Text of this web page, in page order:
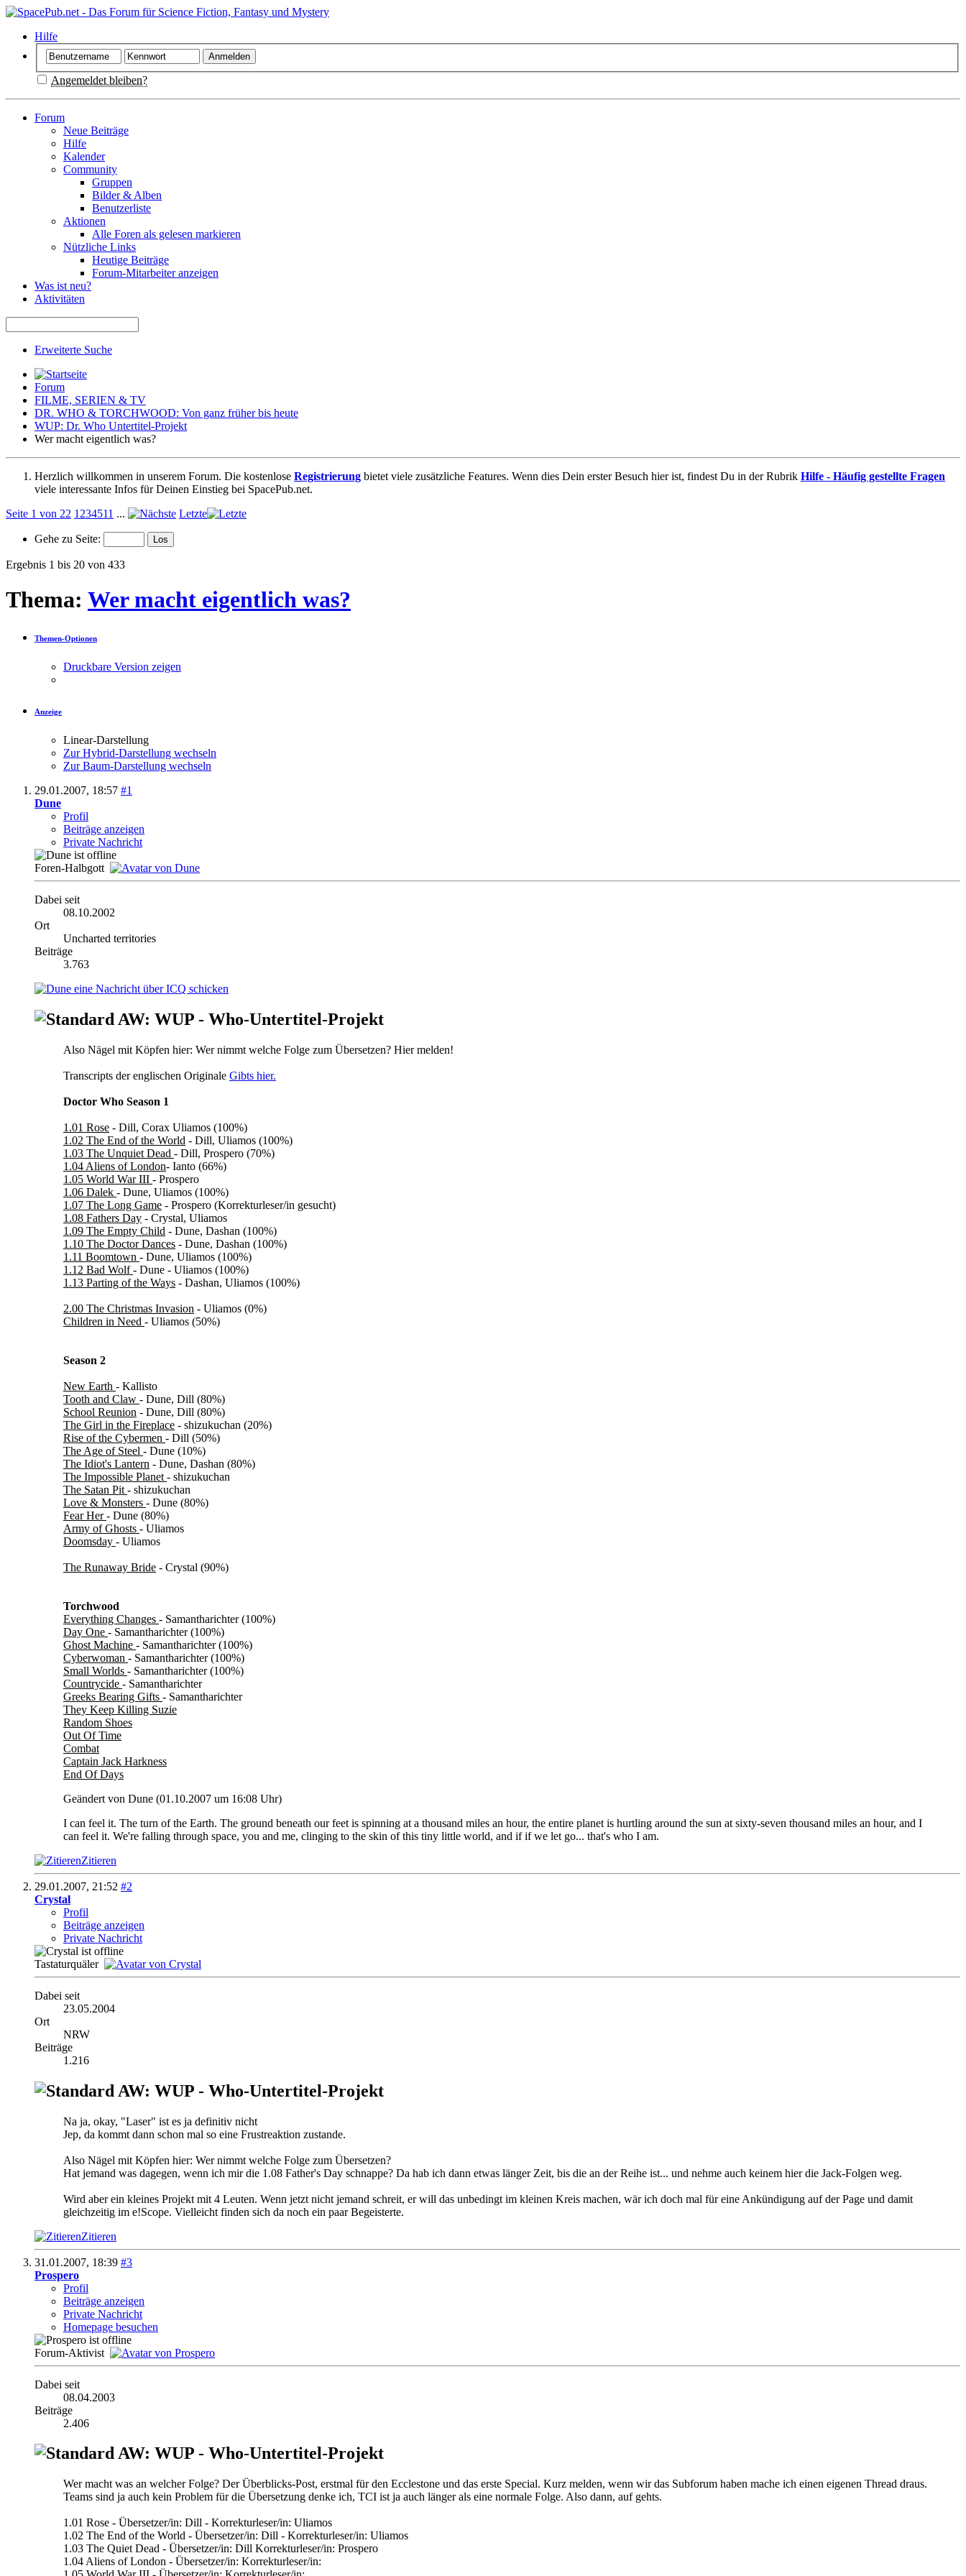
Hilfe
Angemeldet bleiben?
Forum
Neue Beiträge
Hilfe
Kalender
Community
Gruppen
Bilder & Alben
Benutzerliste
Aktionen
Alle Foren als gelesen markieren
Nützliche Links
Heutige Beiträge
Forum-Mitarbeiter anzeigen
Was ist neu?
Aktivitäten
Erweiterte Suche
Forum
FILME, SERIEN & TV
DR. WHO & TORCHWOOD: Von ganz früher bis heute
WUP: Dr. Who Untertitel-Projekt
Wer macht eigentlich was?
Herzlich willkommen in unserem Forum. Die kostenlose Registrierung bietet viele zusätzliche Features. Wenn dies Dein erster Besuch hier ist, findest Du in der Rubrik Hilfe - Häufig gestellte Fragen
viele interessante Infos für Deinen Einstieg bei SpacePub.net.
Seite 1 von 22 1 234511 ... Letzte
Gehe zu Seite:
Ergebnis 1 bis 20 von 433
Thema: Wer macht eigentlich was?
Themen-Optionen
Druckbare Version zeigen
Anzeige
Linear-Darstellung
Zur Hybrid-Darstellung wechseln
Zur Baum-Darstellung wechseln
29.01.2007, 18:57 #1
Dune
Profil
Beiträge anzeigen
Private Nachricht
Foren-Halbgott
Dabei seit
08.10.2002
Ort
Uncharted territories
Beiträge
3.763
AW: WUP - Who-Untertitel-Projekt
Also Nägel mit Köpfen hier: Wer nimmt welche Folge zum Übersetzen? Hier melden!
Transcripts der englischen Originale Gibts hier.
Doctor Who Season 1
1.01 Rose - Dill, Corax Uliamos (100%)
1.02 The End of the World - Dill, Uliamos (100%)
1.03 The Unquiet Dead - Dill, Prospero (70%)
1.04 Aliens of London- Ianto (66%)
1.05 World War III - Prospero
1.06 Dalek - Dune, Uliamos (100%)
1.07 The Long Game - Prospero (Korrekturleser/in gesucht)
1.08 Fathers Day - Crystal, Uliamos
1.09 The Empty Child - Dune, Dashan (100%)
1.10 The Doctor Dances - Dune, Dashan (100%)
1.11 Boomtown - Dune, Uliamos (100%)
1.12 Bad Wolf- Dune - Uliamos (100%)
1.13 Parting of the Ways - Dashan, Uliamos (100%)
2.00 The Christmas Invasion - Uliamos (0%)
Children in Need - Uliamos (50%)
Season 2
New Earth - Kallisto
Tooth and Claw - Dune, Dill (80%)
School Reunion - Dune, Dill (80%)
The Girl in the Fireplace - shizukuchan (20%)
Rise of the Cybermen - Dill (50%)
The Age of Steel - Dune (10%)
The Idiot's Lantern - Dune, Dashan (80%)
The Impossible Planet - shizukuchan
The Satan Pit - shizukuchan
Love & Monsters - Dune (80%)
Fear Her- Dune (80%)
Army of Ghosts - Uliamos
Doomsday - Uliamos
The Runaway Bride - Crystal (90%)
Torchwood
Everything Changes - Samantharichter (100%)
Day One - Samantharichter (100%)
Ghost Machine - Samantharichter (100%)
Cyberwoman - Samantharichter (100%)
Small Worlds - Samantharichter (100%)
Countrycide - Samantharichter
Greeks Bearing Gifts - Samantharichter
They Keep Killing Suzie
Random Shoes
Out Of Time
Combat
Captain Jack Harkness
End Of Days
Geändert von Dune (01.10.2007 um 16:08 Uhr)
I can feel it. The turn of the Earth. The ground beneath our feet is spinning at a thousand miles an hour, the entire planet is hurtling around the sun at sixty-seven thousand miles an hour, and I
can feel it. We're falling through space, you and me, clinging to the skin of this tiny little world, and if if we let go... that's who I am.
Zitieren
29.01.2007, 21:52 #2
Crystal
Profil
Beiträge anzeigen
Private Nachricht
Tastaturquäler
Dabei seit
23.05.2004
Ort
NRW
Beiträge
1.216
AW: WUP - Who-Untertitel-Projekt
Na ja, okay, "Laser" ist es ja definitiv nicht
Jep, da kommt dann schon mal so eine Frustreaktion zustande.
Also Nägel mit Köpfen hier: Wer nimmt welche Folge zum Übersetzen?
Hat jemand was dagegen, wenn ich mir die 1.08 Father's Day schnappe? Da hab ich dann etwas länger Zeit, bis die an der Reihe ist... und nehme auch keinem hier die Jack-Folgen weg.
Wird aber ein kleines Projekt mit 4 Leuten. Wenn jetzt nicht jemand schreit, er will das unbedingt im kleinen Kreis machen, wär ich doch mal für eine Ankündigung auf der Page und damit
gleichzeitig im e!Scope. Vielleicht finden sich da noch ein paar Begeisterte.
Zitieren
31.01.2007, 18:39 #3
Prospero
Profil
Beiträge anzeigen
Private Nachricht
Homepage besuchen
Forum-Aktivist
Dabei seit
08.04.2003
Beiträge
2.406
AW: WUP - Who-Untertitel-Projekt
Wer macht was an welcher Folge? Der Überblicks-Post, erstmal für den Ecclestone und das erste Special. Kurz melden, wenn wir das Subforum haben mache ich einen eigenen Thread draus.
Teams sind ja auch kein Problem für die Übersetzung denke ich, TCI ist ja auch länger als eine normale Folge. Also dann, auf gehts.
1.01 Rose - Übersetzer/in: Dill - Korrekturleser/in: Uliamos
1.02 The End of the World - Übersetzer/in: Dill - Korrekturleser/in: Uliamos
1.03 The Quiet Dead - Übersetzer/in: Dill Korrekturleser/in: Prospero
1.04 Aliens of London - Übersetzer/in: Korrekturleser/in: